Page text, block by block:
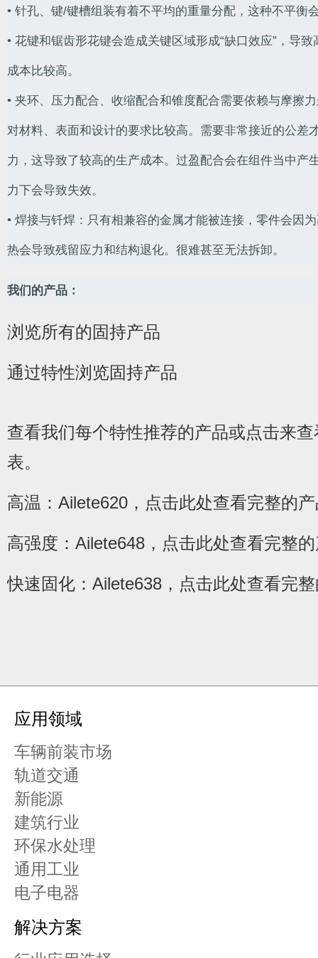
• 针孔、键/键槽组装有着不平均的重量分配，这种不平衡
• 花键和锯齿形花键会造成关键区域形成“缺口效应”，导
成本比较高。
• 夹环、压力配合、收缩配合和锥度配合需要依赖与摩擦
对材料、表面和设计的要求比较高。需要非常接近的公差
力，这导致了较高的生产成本。过盈配合会在组件当中产
力下会导致失效。
• 焊接与钎焊：只有相兼容的金属才能被连接，零件会因
热会导致残留应力和结构退化。很难甚至无法拆卸。
我们的产品：
浏览所有的固持产品
通过特性浏览固持产品
查看我们每个特性推荐的产品或点击来
表。
高温：Ailete620，点击此处查看完整的
高强度：Ailete648，点击此处查看完整
快速固化：Ailete638，点击此处查看完
应用领域
车辆前装市场
轨道交通
新能源
建筑行业
环保水处理
通用工业
电子电器
解决方案